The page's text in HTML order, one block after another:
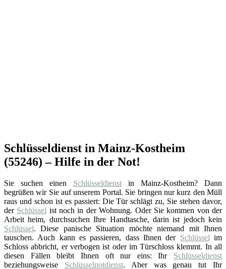
Schlüsseldienst in Mainz-Kostheim
(55246) – Hilfe in der Not!
Sie suchen einen Schlüsseldienst in Mainz-Kostheim? Dann
begrüßen wir Sie auf unserem Portal. Sie bringen nur kurz den Müll
raus und schon ist es passiert: Die Tür schlägt zu, Sie stehen davor,
der Schlüssel ist noch in der Wohnung. Oder Sie kommen von der
Arbeit heim, durchsuchen Ihre Handtasche, darin ist jedoch kein
Schlüssel. Diese panische Situation möchte niemand mit Ihnen
tauschen. Auch kann es passieren, dass Ihnen der Schlüssel im
Schloss abbricht, er verbogen ist oder im Türschloss klemmt. In all
diesen Fällen bleibt Ihnen oft nur eins: Ihr Schlüsseldienst
beziehungsweise Schlüsselnotdienst. Aber was genau tut Ihr